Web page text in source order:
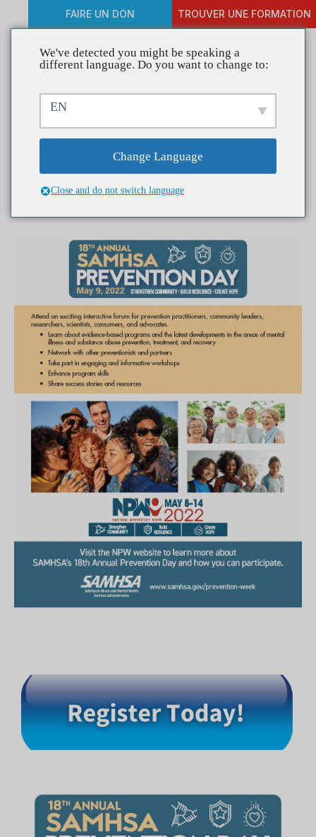
FAIRE UN DON TROUVER UNE FORMATION
18e Journée annuelle de
prévention de SAMHSA
We've detected you might be speaking a
different language. Do you want to change to:
EN
Change Language
Close and do not switch language